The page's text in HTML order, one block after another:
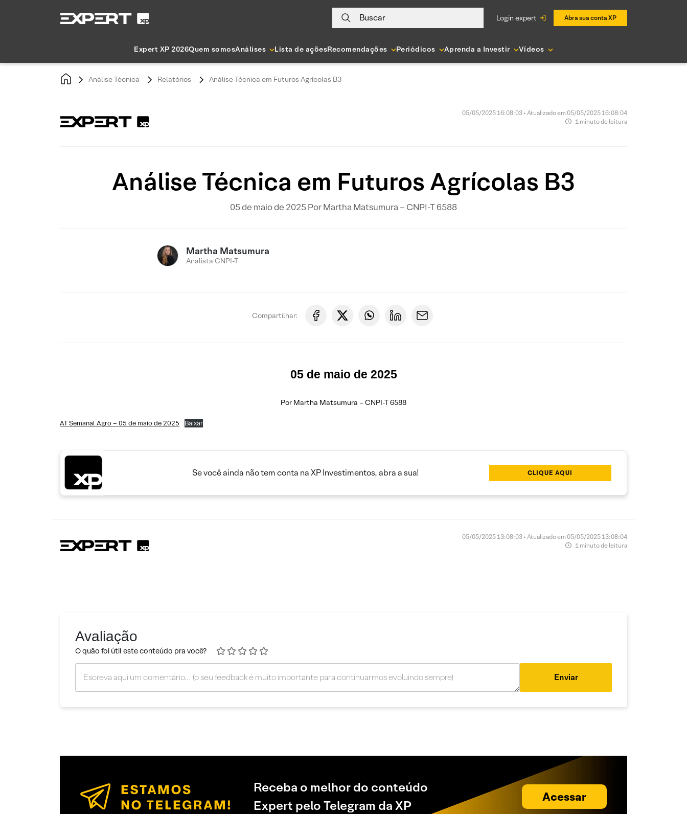
Buscar login expert Abra sua conta XP
Expert XP 2026Quem somosAnálises Lista de açõesRecomendações Periódicos Aprenda a Investir Vídeos
Análise Técnica Relatórios Análise Técnica em Futuros Agrícolas B3
05/05/2025 16:08:03 • Atualizado em 05/05/2025 16:08:04
1 minuto de leitura
Análise Técnica em Futuros Agrícolas B3
05 de maio de 2025 Por Martha Matsumura – CNPI-T 6588
Martha Matsumura
Analista CNPI-T
Compartilhar:
05 de maio de 2025
Por Martha Matsumura – CNPI-T 6588
AT Semanal Agro – 05 de maio de 2025 Baixar
Se você ainda não tem conta na XP Investimentos, abra a sua! CLIQUE AQUI
05/05/2025 13:08:03 • Atualizado em 05/05/2025 13:08:04
1 minuto de leitura
Avaliação
O quão foi útil este conteúdo pra você?
Enviar
Receba o melhor do conteúdo
Expert pelo Telegram da XP
Acessar